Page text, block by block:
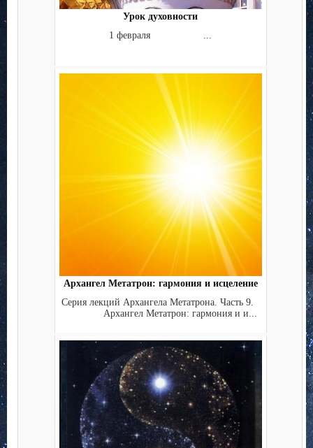
Урок духовности
1 февраля ...
Архангел Метатрон: гармония и исцеление
Серия лекций Архангела Метатрона. Часть 9.
Архангел Метатрон: гармония и и...